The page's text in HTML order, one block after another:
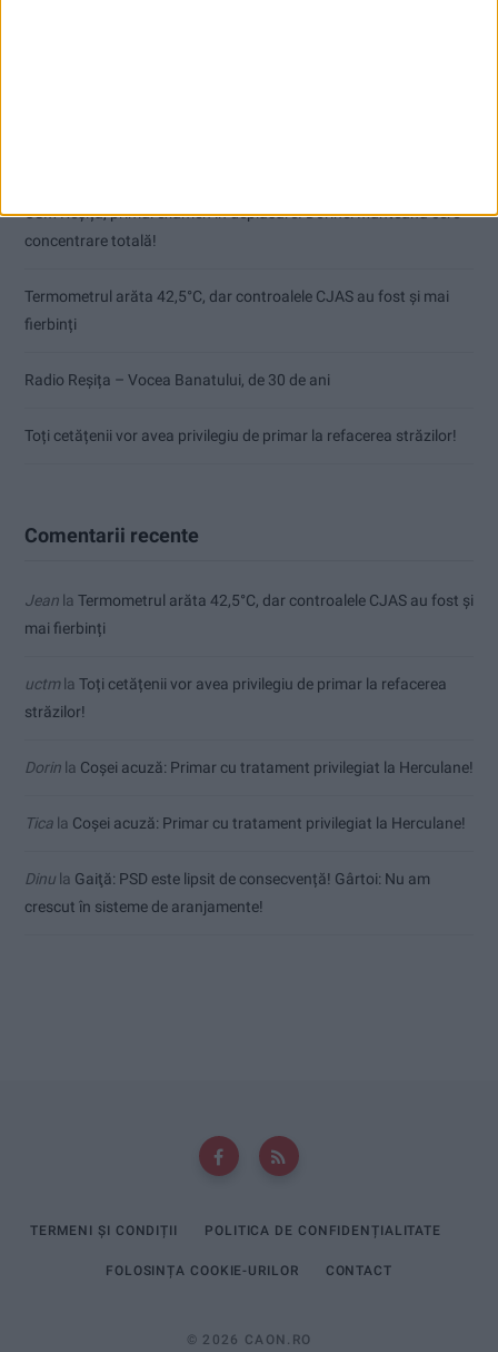
CSM Reșița, primul examen în deplasare! Dorinel Munteanu cere
concentrare totală!
Termometrul arăta 42,5°C, dar controalele CJAS au fost și mai
fierbinți
Radio Reșița – Vocea Banatului, de 30 de ani
Toți cetățenii vor avea privilegiu de primar la refacerea străzilor!
Comentarii recente
Jean la Termometrul arăta 42,5°C, dar controalele CJAS au fost și
mai fierbinți
uctmla Toți cetățenii vor avea privilegiu de primar la refacerea
străzilor!
Dorin la Coșei acuză: Primar cu tratament privilegiat la Herculane!
Tica la Coșei acuză: Primar cu tratament privilegiat la Herculane!
Dinu la Gaiţă: PSD este lipsit de consecvență! Gârtoi: Nu am
crescut în sisteme de aranjamente!
TERMENI ȘI CONDIȚII POLITICA DE CONFIDENȚIALITATE
FOLOSINȚA COOKIE-URILOR CONTACT
© 2026 CAON.RO